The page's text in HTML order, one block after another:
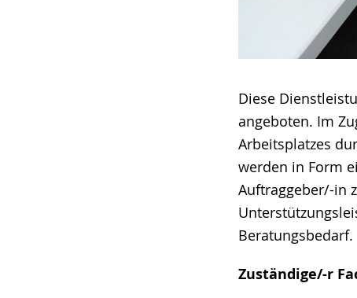
Diese
angeboten. Im
Arbeitsplatzes
werden in Form
Auftraggeber/-in
Beratungsbedarf.
Zuständige/-r